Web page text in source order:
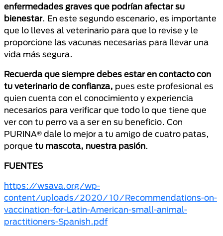
enfermedades graves que podrían afectar su
bienestar. En este segundo escenario, es importante
que lo lleves al veterinario para que lo revise y le
proporcione las vacunas necesarias para llevar una
vida más segura.
Recuerda que siempre debes estar en contacto con
tu veterinario de confianza, pues este profesional es
quien cuenta con el conocimiento y experiencia
necesarios para verificar que todo lo que tiene que
ver con tu perro va a ser en su beneficio. Con
PURINA® dale lo mejor a tu amigo de cuatro patas,
porque tu mascota, nuestra pasión.
FUENTES
https://wsava.org/wp-
content/uploads/2020/10/Recommendations-on-
vaccination-for-Latin-American-small-animal-
practitioners-Spanish.pdf